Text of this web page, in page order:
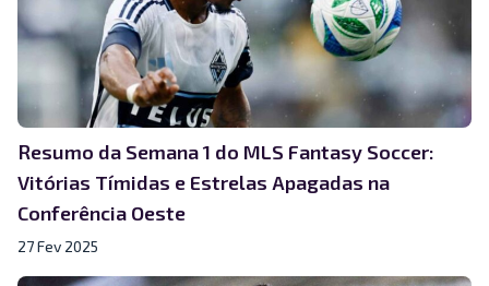
Resumo da Semana 1 do MLS Fantasy Soccer:
Vitórias Tímidas e Estrelas Apagadas na
Conferência Oeste
27 Fev 2025